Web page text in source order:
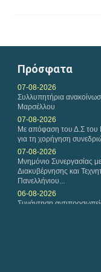
Πρόσφατα
07-08-2026
Συλλυπητήρια
Μαρσέλλου
07-08-2026
Με απόφαση του Δ.Σ του
για τη χορήγηση
07-08-2026
Μνημόνιο Συνεργασίας
Διακυβέρνησης και
Πανελλήνιου...
06-08-2026
Συνάντηση